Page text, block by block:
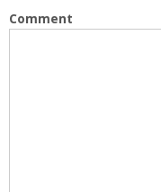
Comment